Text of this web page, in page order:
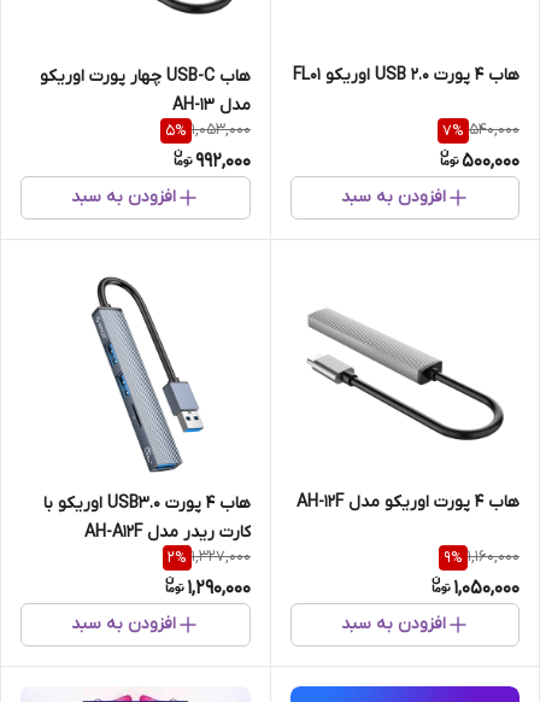
هاب 4 پورت USB 2.0 اوریکو FL01
540,000
7%
500,000
افزودن به سبد
هاب USB-C چهار پورت اوریکو
مدل AH-13
1,053,000
5%
992,000
افزودن به سبد
هاب 4 پورت اوریکو مدل AH-12F
1,160,000
9%
1,050,000
افزودن به سبد
هاب 4 پورت USB3.0 اوریکو با
کارت ریدر مدل AH-A12F
1,327,000
2%
1,290,000
افزودن به سبد